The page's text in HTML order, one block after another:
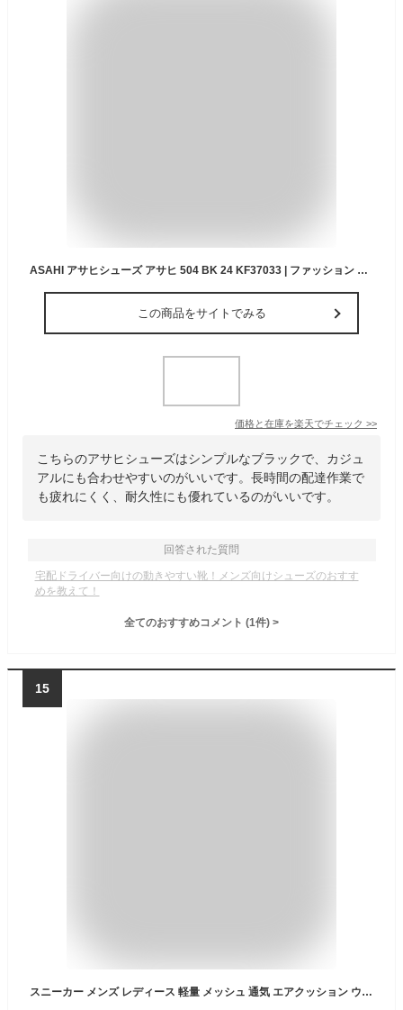
ASAHI アサヒシューズ アサヒ 504 BK 24 KF37033 | ファッション メンズ レディース 子供 ジュニア 男女兼用 靴 シューズ スニーカー インソール シンプル ベーシック カジュアル キャンバス 動きやすい 歩きやすい おしゃれ お揃い
この商品をサイトでみる
価格と在庫を楽天でチェック >>
こちらのアサヒシューズはシンプルなブラックで、カジュ
アルにも合わせやすいのがいいです。長時間の配達作業で
も疲れにくく、耐久性にも優れているのがいいです。
回答された質問
宅配ドライバー向けの動きやすい靴！メンズ向けシューズのおすす
めを教えて！
全てのおすすめコメント (1件) >
15
スニーカー メンズ レディース 軽量 メッシュ 通気 エアクッション ウォーキングシューズ 滑りにくい ローカット 幅広 通勤 通学 立ち仕事 ジム 男女兼用